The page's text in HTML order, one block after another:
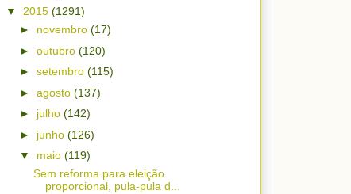
▼ 2015 (1291)
► novembro (17)
► outubro (120)
► setembro (115)
► agosto (137)
► julho (142)
► junho (126)
▼ maio (119)
Sem reforma para eleição
proporcional, pula-pula d...